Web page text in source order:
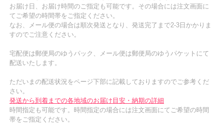
お届け日、お届け時間のご指定も可能です。その場合には注文画面に
てご希望の時間帯をご指定ください。
なお、メール便の場合は順次発送となり、発送完了まで2-3日かかりま
すのでご注意ください。
宅配便は郵便局のゆうパック、メール便は郵便局のゆうパケットにて
配送いたします。
ただいまの配送状況をページ下部に記載しておりますのでご参考くだ
さい。
発送から到着までの各地域のお届け目安・納期の詳細
時間指定も可能です。時間指定の場合には注文画面にてご希望の時間
帯をご指定ください。